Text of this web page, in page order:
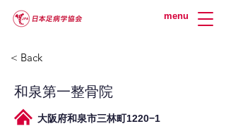
menu
< Back
和泉第一整骨院
大阪府和泉市三林町1220−1